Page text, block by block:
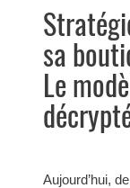
sa
Le
Aujourd’hui,